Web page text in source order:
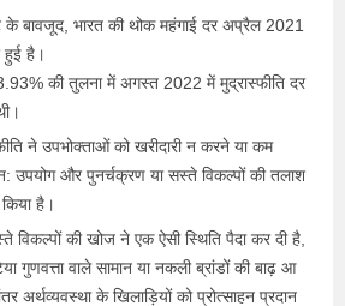
बावजूद, भारत की थोक महंगाई दर अप्रैल 2021
हुई है।
की तुलना में अगस्त 2022 में मुद्रास्फीति दर
ने उपभोक्ताओं को खरीदारी न करने या कम
उपयोग और पुनर्चक्रण या सस्ते विकल्पों की तलाश
है।
विकल्पों की खोज ने एक ऐसी स्थिति पैदा कर दी है,
गुणवत्ता वाले सामान या नकली ब्रांडों की बाढ़ आ
अर्थव्यवस्था के खिलाड़ियों को प्रोत्साहन प्रदान